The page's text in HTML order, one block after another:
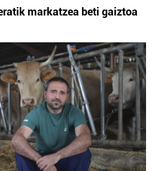
markatzea beti gaiztoa